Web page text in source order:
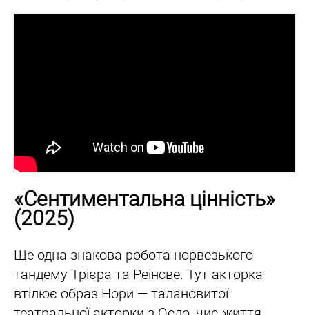
«Сентиментальна цінність»
(2025)
Ще одна знакова робота норвезького
тандему Трієра та Реінсве. Тут акторка
втілює образ Нори — талановитої